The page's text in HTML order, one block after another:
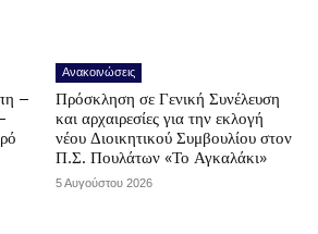
–
Ανακοινώσεις
Πρόσκληση σε Γενική Συνέλευση
και αρχαιρεσίες για την εκλογή
νέου Διοικητικού Συμβουλίου στον
Π.Σ. Πουλάτων «Το Αγκαλάκι»
5 Αυγούστου 2026